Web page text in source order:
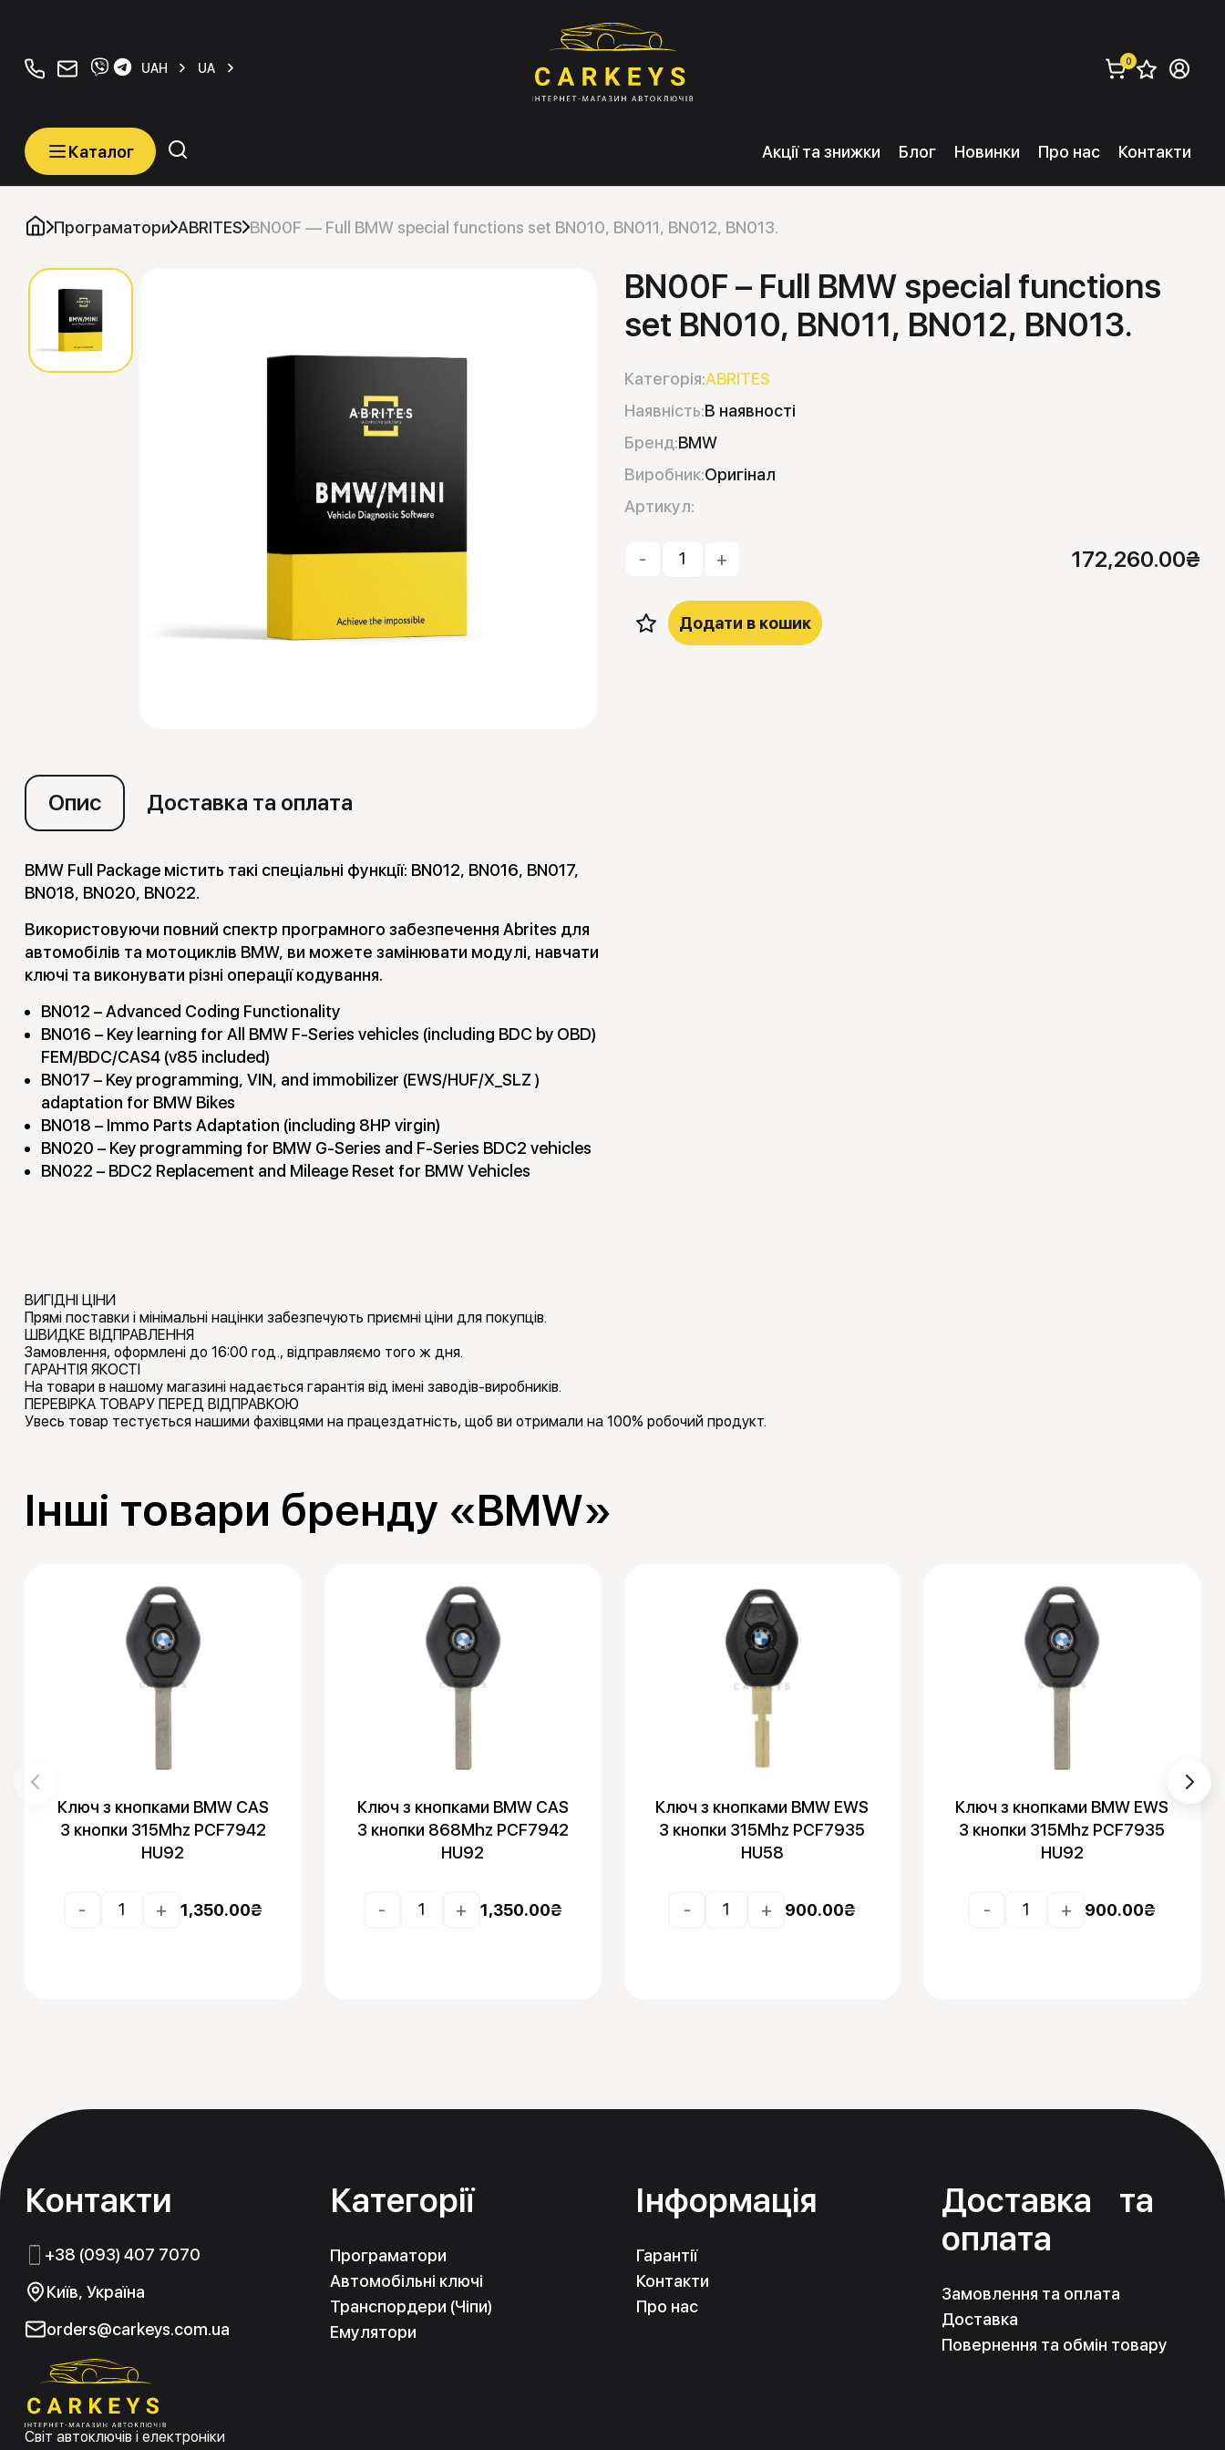
+380934077070
orders@carkeys.com.ua
UAH UA замовити (
0
Каталог
Каталог
Автомобільні ключі
Транспордери (Чіпи)
Програматори
Акції та знижки Блог Новинки Про нас Контакти
Програматори ABRITES BN00F — Full BMW special functions set BN010, BN011, BN012, BN013.
BN00F – Full BMW special functions
set BN010, BN011, BN012, BN013.
Категорія:ABRITES
Наявність:В наявності
Бренд:BMW
Виробник:Оригінал
Артикул:
- + 172,260.00₴
Додати в кошик
Опис Доставка та оплата
BMW Full Package містить такі спеціальні функції: BN012, BN016, BN017,
BN018, BN020, BN022.
Використовуючи повний спектр програмного забезпечення Abrites для
автомобілів та мотоциклів BMW, ви можете замінювати модулі, навчати
ключі та виконувати різні операції кодування.
BN012 – Advanced Coding Functionality
BN016 – Key learning for All BMW F-Series vehicles (including BDC by OBD)
FEM/BDC/CAS4 (v85 included)
BN017 – Key programming, VIN, and immobilizer (EWS/HUF/X_SLZ )
adaptation for BMW Bikes
BN018 – Immo Parts Adaptation (including 8HP virgin)
BN020 – Key programming for BMW G-Series and F-Series BDC2 vehicles
BN022 – BDC2 Replacement and Mileage Reset for BMW Vehicles
ВИГІДНІ ЦІНИ
Прямі поставки і мінімальні націнки забезпечують приємні ціни для покупців.
ШВИДКЕ ВІДПРАВЛЕННЯ
Замовлення, оформлені до 16:00 год., відправляємо того ж дня.
ГАРАНТІЯ ЯКОСТІ
На товари в нашому магазині надається гарантія від імені заводів-виробників.
ПЕРЕВІРКА ТОВАРУ ПЕРЕД ВІДПРАВКОЮ
Увесь товар тестується нашими фахівцями на працездатність, щоб ви отримали на 100% робочий продукт.
Інші товари бренду «BMW»
Ключ з кнопками BMW CAS
3 кнопки 315Mhz PCF7942
HU92
- + 1,350.00₴
Ключ з кнопками BMW CAS
3 кнопки 868Mhz PCF7942
HU92
- + 1,350.00₴
Ключ з кнопками BMW EWS
3 кнопки 315Mhz PCF7935
HU58
- + 900.00₴
Ключ з кнопками BMW EWS
3 кнопки 315Mhz PCF7935
HU92
- + 900.00₴
Контакти
+38 (093) 407 7070
Київ, Україна
orders@carkeys.com.ua
Світ автоключів і електроніки
Категорії
Програматори
Автомобільні ключі
Транспордери (Чіпи)
Емулятори
Інформація
Гарантії
Контакти
Про нас
Доставка та
оплата
Замовлення та оплата
Доставка
Повернення та обмін товару